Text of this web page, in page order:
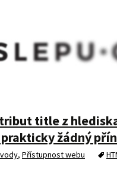
title z
žádný
, Přístupnost webu